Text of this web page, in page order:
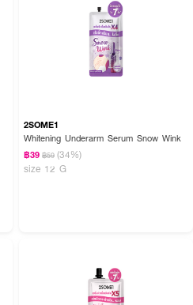
2SOME1
Whitening Underarm Serum Snow Wink​
฿39 ฿59 (34%)
size 12 G